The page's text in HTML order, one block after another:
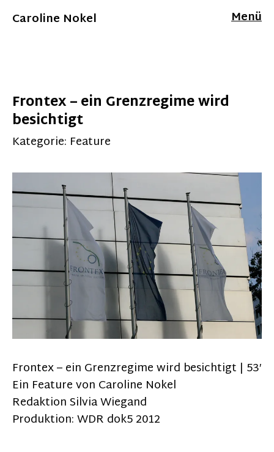
Caroline Nokel Menü
Frontex – ein Grenzregime wird
besichtigt
Kategorie: Feature
Frontex – ein Grenzregime wird besichtigt | 53′
Ein Feature von Caroline Nokel
Redaktion Silvia Wiegand
Produktion: WDR dok5 2012